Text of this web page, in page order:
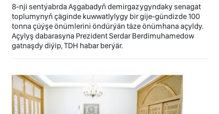
8-nji sentýabrda Aşgabadyň demirgazygyndaky senagat
toplumynyň çäginde kuwwatlylygy bir gije-gündizde 100
tonna çüýşe önümlerini öndürýän täze önümhana açyldy.
Açylyş dabarasyna Prezident Serdar Berdimuhamedow
gatnaşdy diýip, TDH habar berýär.